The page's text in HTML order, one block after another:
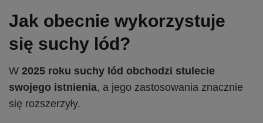
Jak obecnie wykorzystuje
się suchy lód?
W 2025 roku suchy lód obchodzi stulecie
swojego istnienia, a jego zastosowania znacznie
się rozszerzyły.